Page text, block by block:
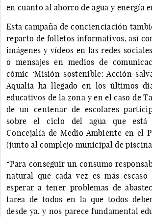
en cuanto al ahorro de agua y energía
Esta campaña de concienciación
reparto de folletos informativos, así
imágenes y vídeos en las redes
o mensajes en medios de
cómic ‘Misión sostenible: Acción
Aqualia ha llegado en los últimos
educativos de la zona y en el caso de
de un centenar de escolares
sobre el ciclo del agua que está
Concejalía de Medio Ambiente en el
(junto al complejo municipal de
“Para conseguir un consumo
natural que cada vez es más escaso
esperar a tener problemas de
tarea de todos en la que todos
desde ya, y nos parece fundamental